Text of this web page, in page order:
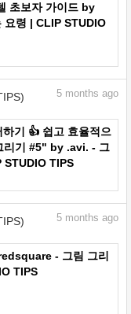
초보자 가이드 by
령 | CLIP STUDIO
5 months ago
기 👍 쉽고 효율적으
리기 #5" by .avi. - 그
STUDIO TIPS
5 months ago
- 그림 그리
TIPS